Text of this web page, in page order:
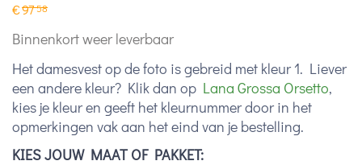
€9758
Binnenkort weer leverbaar
Het damesvest op de foto is gebreid met kleur 1. Liever
een andere kleur? Klik dan op Lana Grossa Orsetto,
kies je kleur en geeft het kleurnummer door in het
opmerkingen vak aan het eind van je bestelling.
KIES JOUW MAAT OF PAKKET: